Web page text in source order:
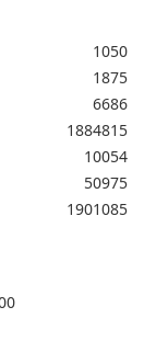
1050
1875
6686
1884815
10054
50975
1901085